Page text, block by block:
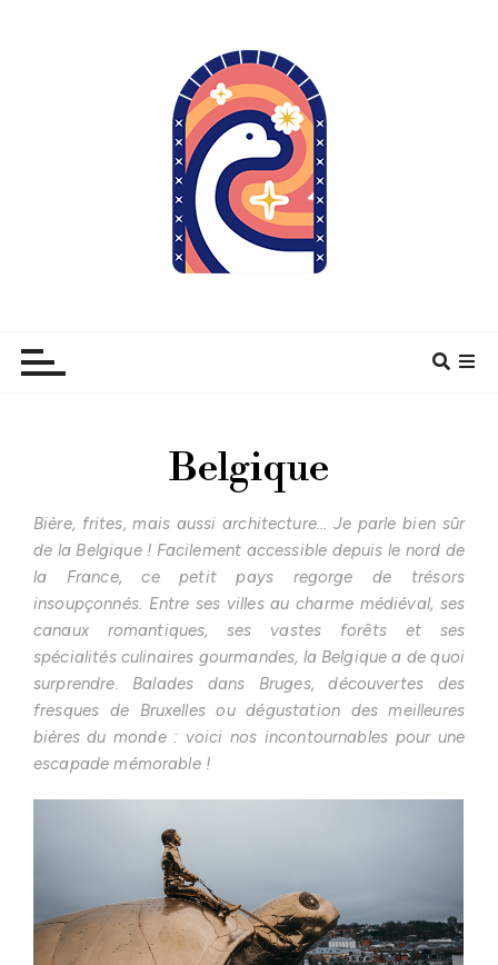
Belgique
Bière, frites, mais aussi architecture… Je parle bien sûr
de la Belgique ! Facilement accessible depuis le nord de
la France, ce petit pays regorge de trésors
insoupçonnés. Entre ses villes au charme médiéval, ses
canaux romantiques, ses vastes forêts et ses
spécialités culinaires gourmandes, la Belgique a de quoi
surprendre. Balades dans Bruges, découvertes des
fresques de Bruxelles ou dégustation des meilleures
bières du monde : voici nos incontournables pour une
escapade mémorable !